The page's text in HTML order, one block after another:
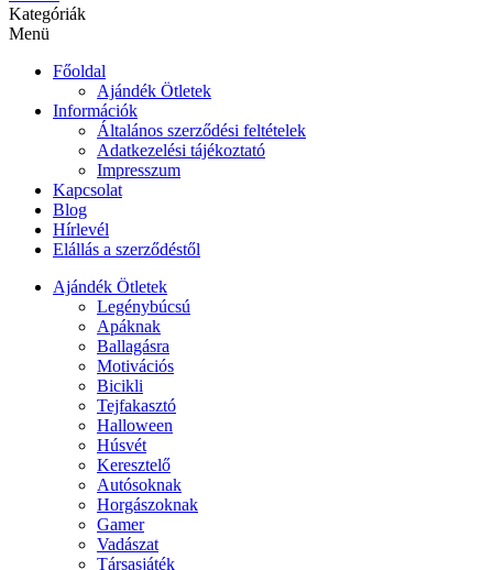
Kategóriák
Menü
Főoldal
Ajándék Ötletek
Információk
Általános szerződési feltételek
Adatkezelési tájékoztató
Impresszum
Kapcsolat
Blog
Hírlevél
Elállás a szerződéstől
Ajándék Ötletek
Legénybúcsú
Apáknak
Ballagásra
Motivációs
Bicikli
Tejfakasztó
Halloween
Húsvét
Keresztelő
Autósoknak
Horgászoknak
Gamer
Vadászat
Társasjáték